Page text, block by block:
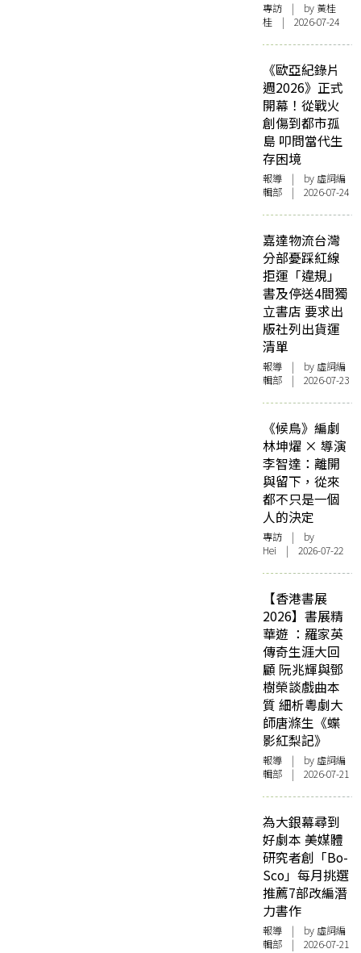
專訪 | by 黃桂
桂 | 2026-07-24
《歐亞紀錄片
週2026》正式
開幕！從戰火
創傷到都市孤
島 叩問當代生
存困境
報導 | by 虛詞編
輯部 | 2026-07-24
嘉達物流台灣
分部憂踩紅線
拒運「違規」
書及停送4間獨
立書店 要求出
版社列出貨運
清單
報導 | by 虛詞編
輯部 | 2026-07-23
《候鳥》編劇
林坤燿 × 導演
李智達：離開
與留下，從來
都不只是一個
人的決定
專訪 | by
Hei | 2026-07-22
【香港書展
2026】書展精
華遊 ：羅家英
傳奇生涯大回
顧 阮兆輝與鄧
樹榮談戲曲本
質 細析粵劇大
師唐滌生《蝶
影紅梨記》
報導 | by 虛詞編
輯部 | 2026-07-21
為大銀幕尋到
好劇本 美媒體
研究者創「Bo-
Sco」每月挑選
推薦7部改編潛
力書作
報導 | by 虛詞編
輯部 | 2026-07-21